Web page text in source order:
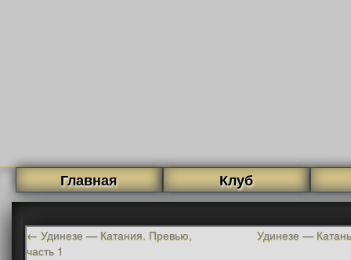
Главная Клуб
← Удинезе — Катания. Превью,
часть 1
Удинезе —